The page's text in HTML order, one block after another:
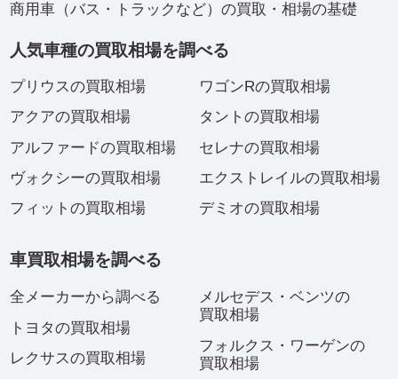
商用車（バス・トラックなど）の買取・相場の基礎
人気車種の買取相場を調べる
プリウスの買取相場
アクアの買取相場
アルファードの買取相場
ヴォクシーの買取相場
フィットの買取相場
ワゴンRの買取相場
タントの買取相場
セレナの買取相場
エクストレイルの買取相場
デミオの買取相場
車買取相場を調べる
全メーカーから調べる
トヨタの買取相場
レクサスの買取相場
メルセデス・ベンツの
買取相場
フォルクス・ワーゲンの
買取相場